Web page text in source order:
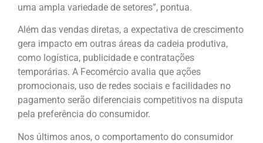
uma ampla variedade de setores”, pontua.
Além das vendas diretas, a expectativa de crescimento
gera impacto em outras áreas da cadeia produtiva,
como logística, publicidade e contratações
temporárias. A Fecomércio avalia que ações
promocionais, uso de redes sociais e facilidades no
pagamento serão diferenciais competitivos na disputa
pela preferência do consumidor.
Nos últimos anos, o comportamento do consumidor